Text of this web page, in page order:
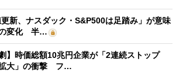
更新、ナスダック・S&P500は足踏み」が意味
の変化 半…
】時価総額10兆円企業が「2連続ストップ
大」の衝撃 フ…